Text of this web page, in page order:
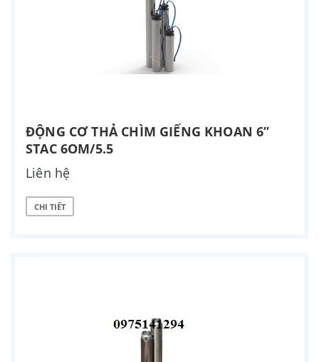
ĐỘNG CƠ THẢ CHÌM GIẾNG KHOAN 6”
STAC 6OM/5.5
Liên hệ
CHI TIẾT